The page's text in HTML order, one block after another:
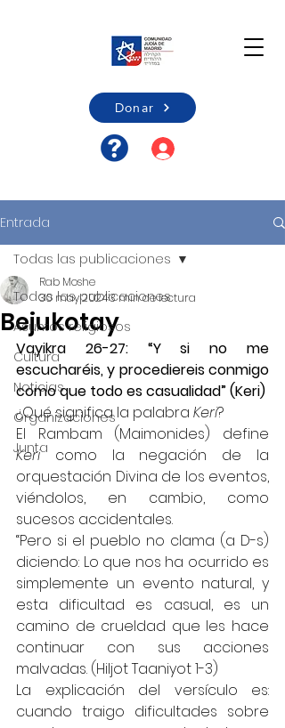
Donar
Entrada
Todas las publicaciones
Asuntos religiosos
Cultura
Noticias
Organizaciones
Junta
Todas las publicaciones
Bejukotay
Rab Moshe
30 may 20243 min de lectura
Vayikra 26-27: “Y si no me
escucharéis, y procediereis conmigo
como que todo es casualidad” (Keri)
¿Qué significa la palabra Keri?
Keri como
la negación de la
orquestación Divina de los eventos,
viéndolos, en cambio, como
sucesos accidentales.
“Pero si el pueblo no clama (a D-s)
diciendo: Lo que nos ha ocurrido es
simplemente un evento natural, y
esta dificultad es casual, es un
camino de crueldad que les hace
continuar con sus acciones
malvadas. (Hiljot Taaniyot 1-3)
La explicación del versículo es:
cuando traigo dificultades sobre